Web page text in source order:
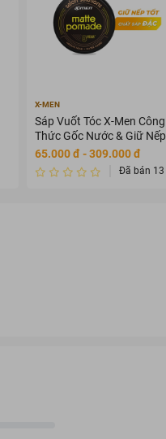
X-MEN
Sáp Vuốt Tóc X-Men Công
Thức Gốc Nước & Giữ Nếp
8H 70g
65.000 đ - 309.000 đ
Đã bán 13